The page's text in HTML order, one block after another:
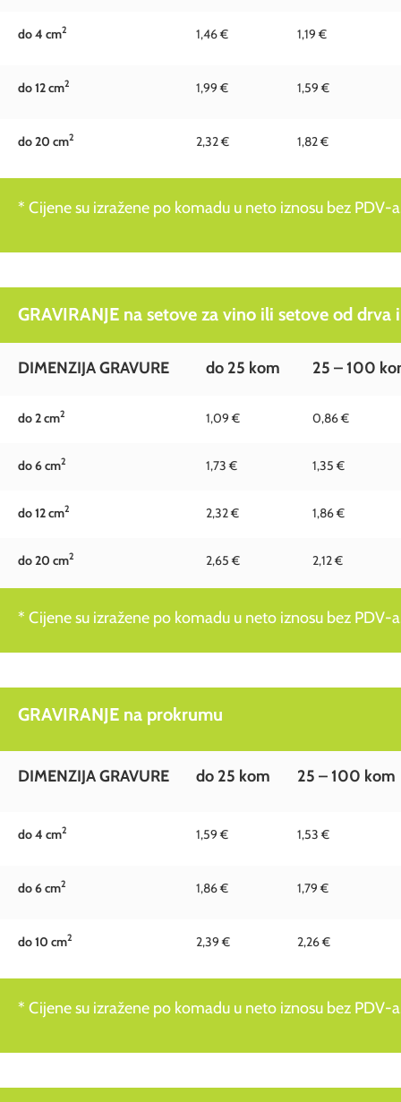
do 4 cm2 1,46 € 1,19 €
do 12 cm2 1,99 € 1,59 €
do 20 cm2 2,32 € 1,82 €
* Cijene su izražene po komadu u neto iznosu bez PDV-
GRAVIRANJE na setove za vino ili setove od
DIMENZIJA GRAVURE do 25 kom 25 – 100
do 2 cm2 1,09 € 0,86 €
do 6 cm2 1,73 € 1,35 €
do 12 cm2 2,32 € 1,86 €
do 20 cm2 2,65 € 2,12 €
* Cijene su izražene po komadu u neto iznosu bez PDV-
GRAVIRANJE na prokrumu
DIMENZIJA GRAVURE do 25 kom 25 – 100 kom
do 4 cm2 1,59 € 1,53 €
do 6 cm2 1,86 € 1,79 €
do 10 cm2 2,39 € 2,26 €
* Cijene su izražene po komadu u neto iznosu bez PDV-